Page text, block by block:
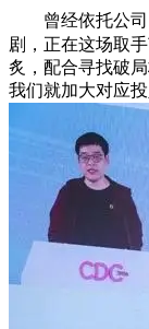
曾经依托公司
剧，正在这场取
炙，配合寻找破
我们就加大对应投